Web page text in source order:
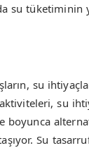
su
su
su
boyunca
Su